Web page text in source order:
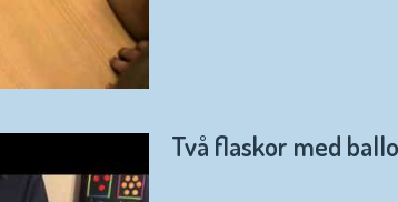
Två flaskor med